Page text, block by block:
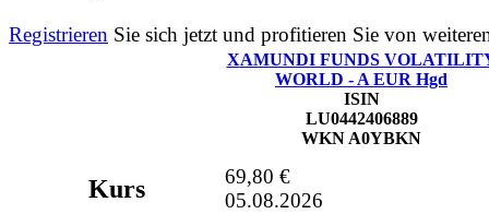
Registrieren Sie sich jetzt und profitieren Sie von
XAMUNDI FUNDS
WORLD - A EUR Hgd
ISIN
LU0442406889
WKNA0YBKN
Kurs
69,80 €
05.08.2026